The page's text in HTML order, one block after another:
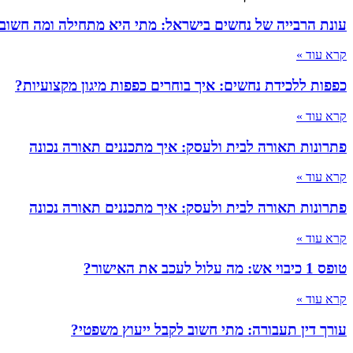
עונת הרבייה של נחשים בישראל: מתי היא מתחילה ומה
קרא עוד »
כפפות ללכידת נחשים: איך בוחרים כפפות מיגון מקצועיות?
קרא עוד »
פתרונות תאורה לבית ולעסק: איך מתכננים תאורה נכונה
קרא עוד »
פתרונות תאורה לבית ולעסק: איך מתכננים תאורה נכונה
קרא עוד »
טופס 1 כיבוי אש: מה עלול לעכב את האישור?
קרא עוד »
עורך דין תעבורה: מתי חשוב לקבל ייעוץ משפטי?